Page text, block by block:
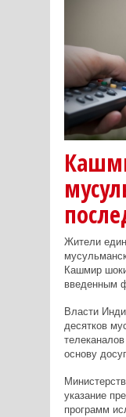
Жители
Кашмир
введенным
Власти
десятков
основу
указание
программ